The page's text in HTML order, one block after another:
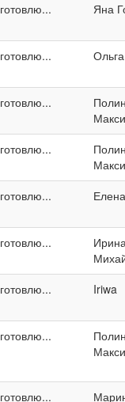
готовлю... Яна
готовлю...
готовлю...
готовлю...
готовлю... Елена
готовлю...
готовлю... Iriwa
готовлю...
готовлю...